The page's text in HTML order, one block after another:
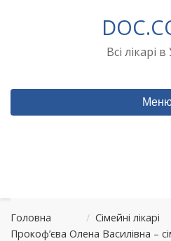
Всі лікарі в
Головна / Сімейні лікарі
Прокоф’єва Олена Василівна –